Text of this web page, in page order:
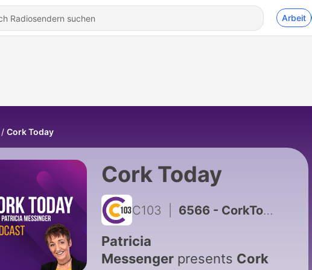
Arbeit
Cork Today
Cork Today
C103 6566 - CorkToday 5th August 2026
Patricia
Messengerpresents Cork